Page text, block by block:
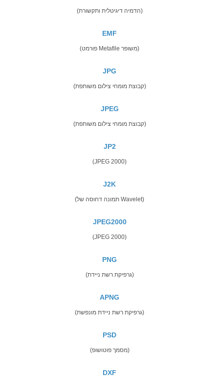
(הדמיה דיגיטלית ותקשורת)
EMF
(פורמט Metafile משופר)
JPG
(קבוצת מומחי צילום משותפת)
JPEG
(קבוצת מומחי צילום משותפת)
JP2
(JPEG 2000)
J2K
(תמונה דחוסה של Wavelet)
JPEG2000
(JPEG 2000)
PNG
(גרפיקת רשת ניידת)
APNG
(גרפיקת רשת ניידת מונפשת)
PSD
(מסמך פוטושופ)
DXF